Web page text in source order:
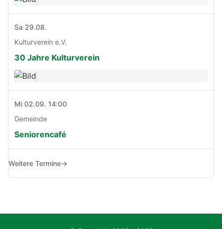
Sa 29.08.
Kulturverein e.V.
30 Jahre Kulturverein
Mi 02.09. 14:00
Gemeinde
Seniorencafé
Weitere Termine→